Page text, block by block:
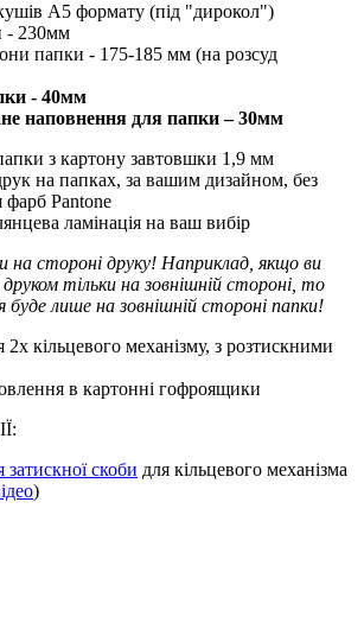
А5 формату (під "дирокол")
- 230мм
папки - 175-185 мм (на розсуд
- 40мм
наповнення для папки – 30мм
з картону завтовшки 1,9 мм
на папках, за вашим дизайном, без
фарб Pantone
ламінація на ваш вибір
на стороні друку! Наприклад, якщо ви
тільки на зовнішній стороні, то
буде лише на зовнішній стороні папки!
кільцевого механізму, з розтискними
в картонні гофроящики
скоби для кільцевого механізма
)